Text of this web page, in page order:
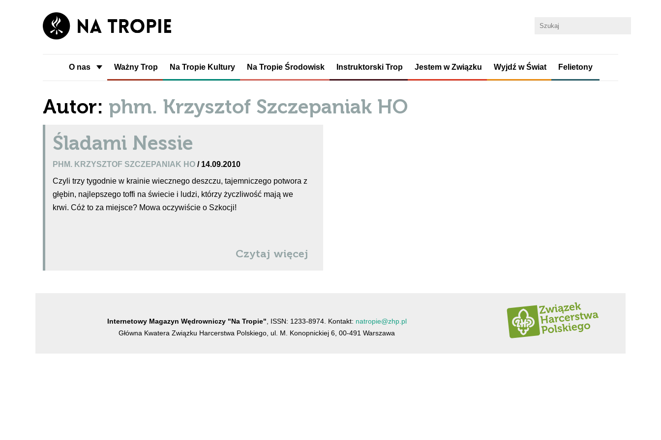
O nas Ważny Trop Na Tropie Kultury Na Tropie Środowisk Instruktorski Trop Jestem w Związku Wyjdź w Świat Felietony
Autor: phm. Krzysztof Szczepaniak HO
Śladami Nessie
PHM. KRZYSZTOF SZCZEPANIAK HO / 14.09.2010
Czyli trzy tygodnie w krainie wiecznego deszczu, tajemniczego potwora z
głębin, najlepszego toffi na świecie i ludzi, którzy życzliwość mają we
krwi. Cóż to za miejsce? Mowa oczywiście o Szkocji!
Czytaj więcej
Internetowy Magazyn Wędrowniczy "Na Tropie" , ISSN: 1233-8974. Kontakt: natropie@zhp.pl
Główna Kwatera Związku Harcerstwa Polskiego, ul. M. Konopnickiej 6, 00-491 Warszawa